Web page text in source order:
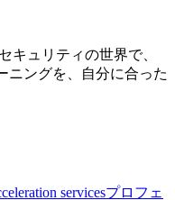
キュリティの世界で、
ニングを、自分に合った
servicesプロフェ